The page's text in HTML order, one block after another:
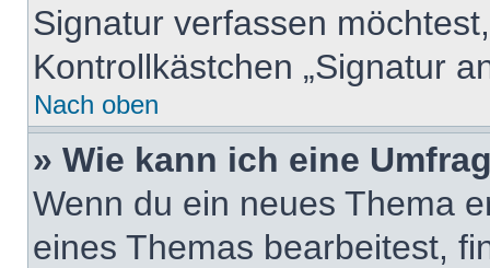
Signatur verfassen
Kontrollkästchen „Signatur
Nach oben
» Wie kann ich eine
Wenn du ein neues Thema
eines Themas bearbeitest,